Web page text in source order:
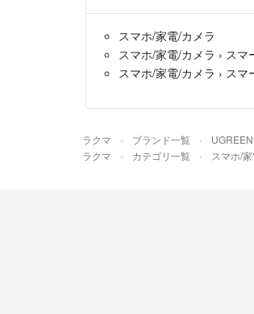
スマホ/家電/カメラ
スマホ/家電/カメラ › スマ
スマホ/家電/カメラ › スマ
ラクマ ブランド一覧
ラクマ カテゴリ一覧 スマホ/